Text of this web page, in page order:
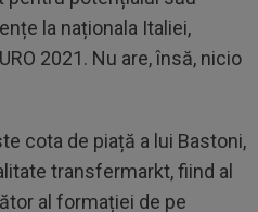
la naționala Italiei,
2021. Nu are, însă, nicio
cota de piață a lui Bastoni,
transfermarkt, fiind al
al formației de pe